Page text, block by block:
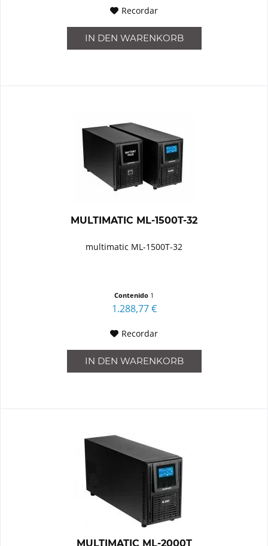
Recordar
IN DEN WARENKORB
MULTIMATIC ML-1500T-32
multimatic ML-1500T-32
Contenido 1
1.288,77 €
Recordar
IN DEN WARENKORB
MULTIMATIC ML-2000T